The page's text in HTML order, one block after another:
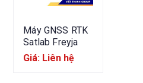
Máy GNSS RTK
Satlab Freyja
Giá: Liên hệ